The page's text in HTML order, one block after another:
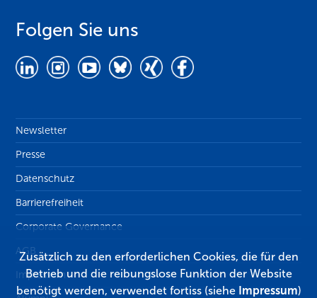
Folgen Sie uns
Newsletter
Presse
Datenschutz
Barrierefreiheit
Corporate Governance
AGB
Impressum
Zusätzlich zu den erforderlichen Cookies, die für den
Betrieb und die reibungslose Funktion der Website
benötigt werden, verwendet fortiss (siehe Impressum)